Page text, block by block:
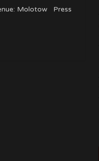
Molotow Press